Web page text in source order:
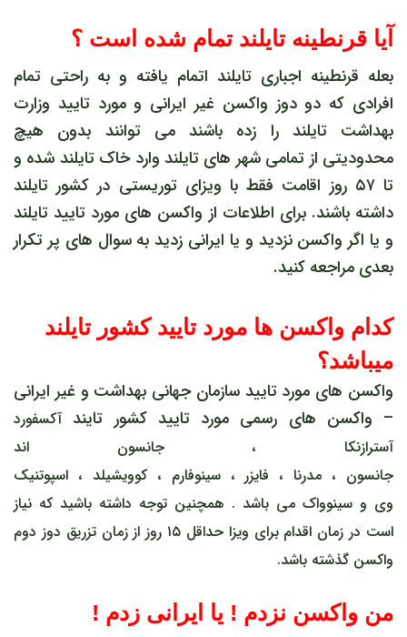
آیا قرنطینه تایلند تمام شده است ؟
بعله قرنطینه اجباری تایلند اتمام یافته و به راحتی تمام
افرادی که دو دوز واکسن غیر ایرانی و مورد تایید وزارت
بهداشت تایلند را زده باشند می توانند بدون هیچ
محدودیتی از تمامی شهر های تایلند وارد خاک تایلند شده و
تا ۵۷ روز اقامت فقط با ویزای توریستی در کشور تایلند
داشته باشند. برای اطلاعات از واکسن های مورد تایید تایلند
و یا اگر واکسن نزدید و یا ایرانی زدید به سوال های پر تکرار
بعدی مراجعه کنید.
کدام واکسن ها مورد تایید کشور تایلند
میباشد؟
واکسن های مورد تایید سازمان جهانی بهداشت و غیر ایرانی
– واکسن های رسمی مورد تایید کشور تایند آکسفورد
آسترازنکا ،جانسون اند
جانسون ، مدرنا ، فایزر،سینوفارم ،کوویشیلد ، اسپوتنیک
وی و سینوواک می باشد . همچنین توجه داشته باشید که نیاز
است در زمان اقدام برای ویزا حداقل ۱۵ روز از زمان تزریق دوز دوم
واکسن گذشته باشد.
من واکسن نزدم ! یا ایرانی زدم !